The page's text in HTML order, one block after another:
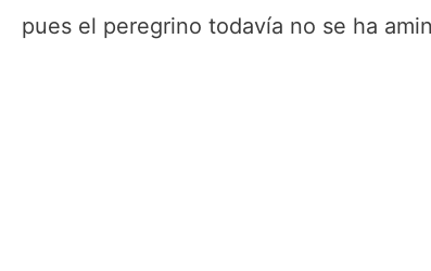
pues el peregrino todavía no se ha